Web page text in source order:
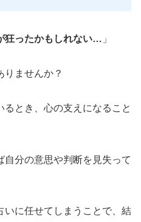
狂ったかもしれない… 」
りませんか？
とき、心の支えになること
分の意思や判断を見失って
いに任せてしまうことで、結